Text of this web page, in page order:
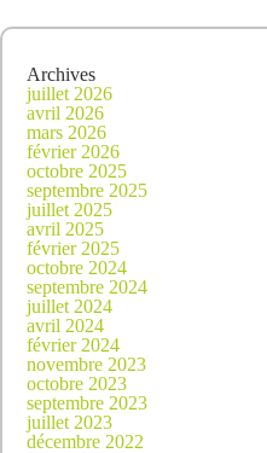
Archives
juillet 2026
avril 2026
mars 2026
février 2026
octobre 2025
septembre 2025
juillet 2025
avril 2025
février 2025
octobre 2024
septembre 2024
juillet 2024
avril 2024
février 2024
novembre 2023
octobre 2023
septembre 2023
juillet 2023
décembre 2022